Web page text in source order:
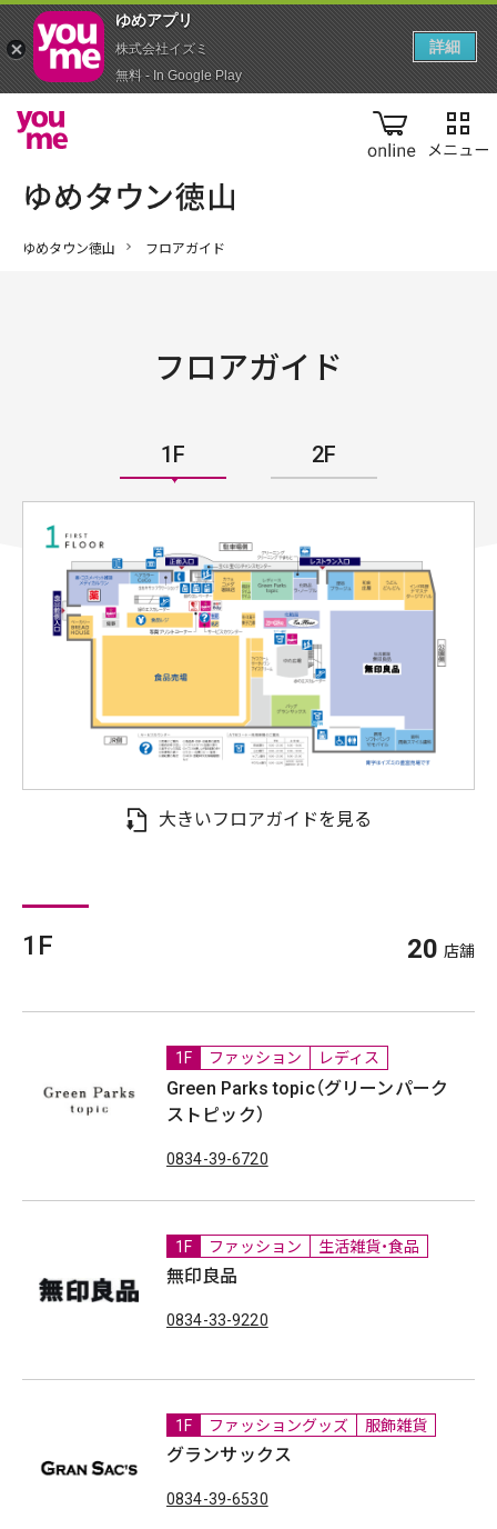
online
ゆめタウン徳山 フロアガイド
フロアガイド
1F 2F
大きいフロアガイドを見る
1F 20 店舗
1F ファッション レディス
Green Parks topic（グリーンパーク
ストピック）
0834-39-6720
1F ファッション 生活雑貨・食品
無印良品
0834-33-9220
1F ファッショングッズ 服飾雑貨
グランサックス
0834-39-6530
ゆめアプ‪リ‬
株式会社イズミ
無料 - In Google Play
詳細